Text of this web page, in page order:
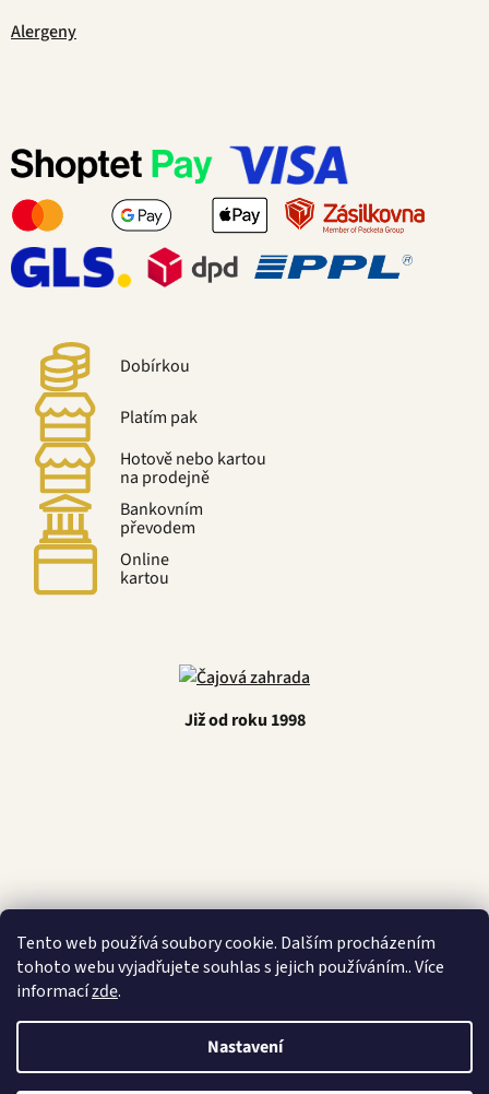
Tento web používá soubory cookie. Dalším procházením
tohoto webu vyjadřujete souhlas s jejich používáním.. Více
informacízde.
Nastavení
Alergeny
Dobírkou
Platím pak
Hotově nebo kartou
na prodejně
Bankovním
převodem
Online
kartou
Již od roku 1998
Latino Café
Vytvořil Shoptet